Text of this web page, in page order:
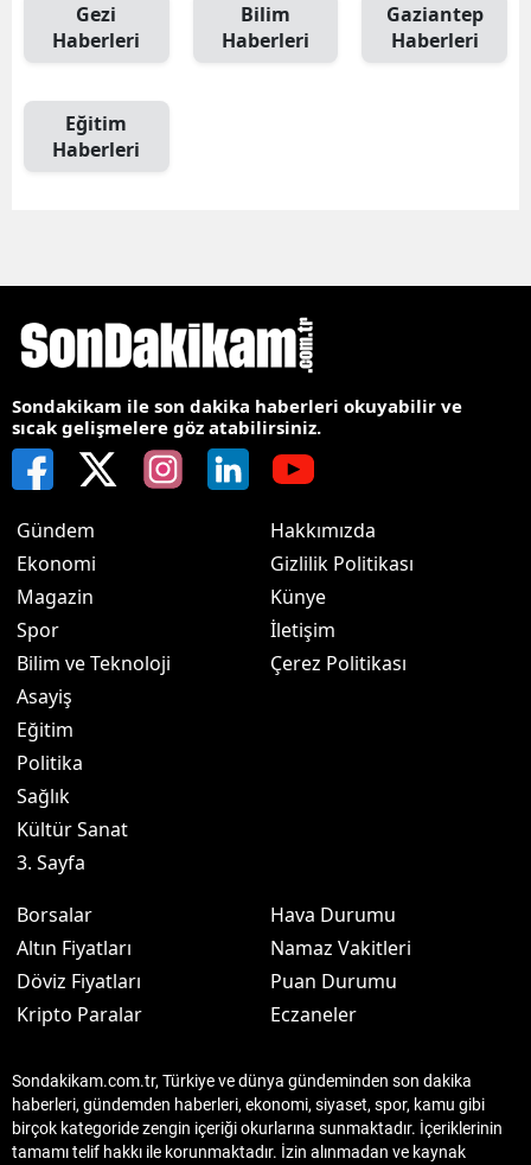
Gezi
Haberleri
Bilim
Haberleri
Gaziantep
Haberleri
Eğitim
Haberleri
Sondakikam ile son dakika haberleri okuyabilir ve
sıcak gelişmelere göz atabilirsiniz.
Gündem
Ekonomi
Magazin
Spor
Bilim ve Teknoloji
Asayiş
Eğitim
Politika
Sağlık
Kültür Sanat
3. Sayfa
Hakkımızda
Gizlilik Politikası
Künye
İletişim
Çerez Politikası
Borsalar
Altın Fiyatları
Döviz Fiyatları
Kripto Paralar
Hava Durumu
Namaz Vakitleri
Puan Durumu
Eczaneler
Sondakikam.com.tr, Türkiye ve dünya gündeminden son dakika
haberleri, gündemden haberleri, ekonomi, siyaset, spor, kamu gibi
birçok kategoride zengin içeriği okurlarına sunmaktadır. İçeriklerinin
tamamı telif hakkı ile korunmaktadır. İzin alınmadan ve kaynak